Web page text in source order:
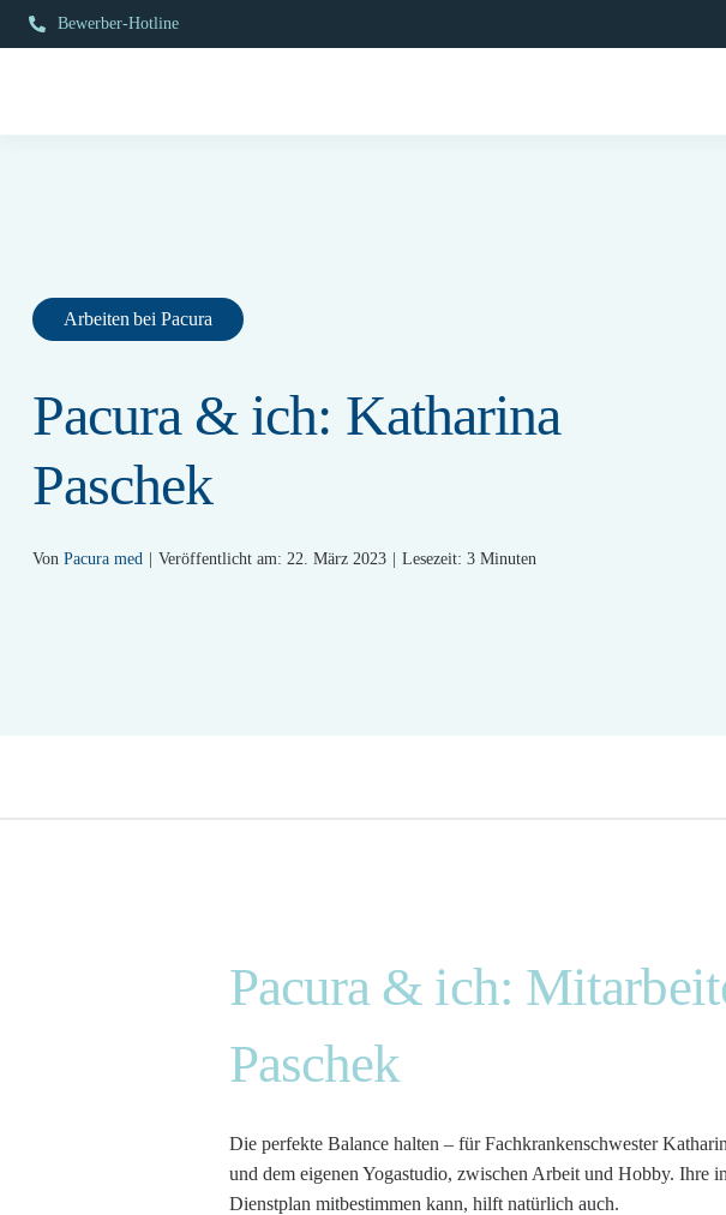
Zum
Inhalt
Bewerber-Hotline
Arbeiten bei Pacura
Pacura & ich: Katharina
Paschek
Von Pacura med Veröffentlicht am: 22. März 2023 Lesezeit: 3 Minuten
Pacura & ich:
Paschek
Die perfekte Balance halten – für Fachkrankenschwester
und dem eigenen Yogastudio, zwischen Arbeit und Hobby. Ihre
Dienstplan mitbestimmen kann, hilft natürlich auch.